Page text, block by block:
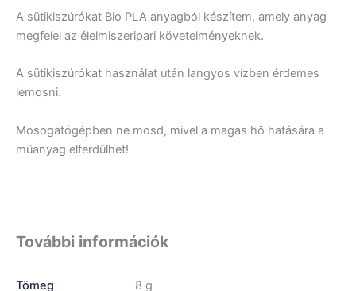
A sütikiszúrókat Bio PLA anyagból készítem, amely anyag
megfelel az élelmiszeripari követelményeknek.
A sütikiszúrókat használat után langyos vízben érdemes
lemosni.
Mosogatógépben ne mosd, mivel a magas hő hatására a
műanyag elferdülhet!
További információk
Tömeg
8 g